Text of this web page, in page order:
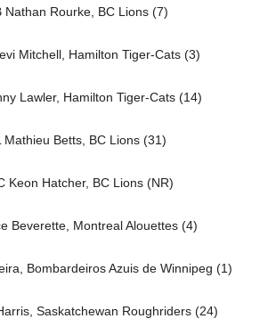
Nathan Rourke, BC Lions (7)
Mitchell, Hamilton Tiger-Cats (3)
Lawler, Hamilton Tiger-Cats (14)
Mathieu Betts, BC Lions (31)
Keon Hatcher, BC Lions (NR)
Beverette, Montreal Alouettes (4)
Bombardeiros Azuis de Winnipeg (1)
Saskatchewan Roughriders (24)